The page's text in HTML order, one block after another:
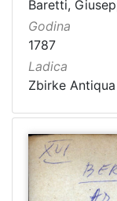
Baretti,
Godina
1787
Ladica
Zbirke